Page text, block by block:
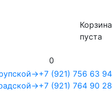
Корзина
пуста
0
+7 (921) 756 63 94
+7 (921) 764 90 28
→
→